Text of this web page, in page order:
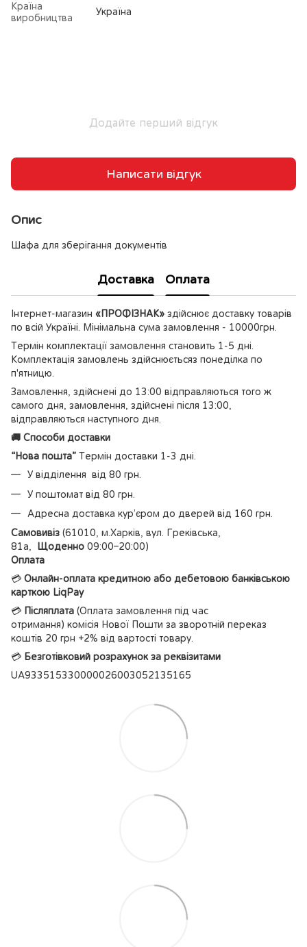
Країна
виробництва
Україна
Додайте перший відгук
Написати відгук
Опис
Шафа для зберігання документів
Доставка Оплата
Інтернет-магазин «ПРОФІЗНАК» здійснює доставку товарів
по всій Україні. Мінімальна сума замовлення - 10000грн.
Термін комплектації замовлення становить 1-5 дні.
Комплектація замовлень здійснюєтьсяз понеділка по
п'ятницю.
Замовлення, здійснені до 13:00 відправляються того ж
самого дня, замовлення, здійснені після 13:00,
відправляються наступного дня.
🚚 Способи доставки
“Нова пошта” Термін доставки 1-3 дні.
У відділення від 80 грн.
У поштомат від 80 грн.
Адресна доставка кур’єром до дверей від 160 грн.
Самовивіз (61010, м.Харків, вул. Греківська,
81а, Щоденно 09:00–20:00)
Оплата
💳 Онлайн-оплата кредитною або дебетовою банківською
карткою LiqPay
💳 Післяплата (Оплата замовлення під час
отримання) комісія Нової Пошти за зворотній переказ
коштів 20 грн +2% від вартості товару.
💳 Безготівковий розрахунок за реквізитами
UA933515330000026003052135165